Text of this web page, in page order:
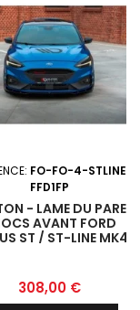
FO-FO-4-STLINE-
FFD1FP
- LAME DU PARE-
AVANT FORD
ST / ST-LINE MK4
Prix
308,00 €